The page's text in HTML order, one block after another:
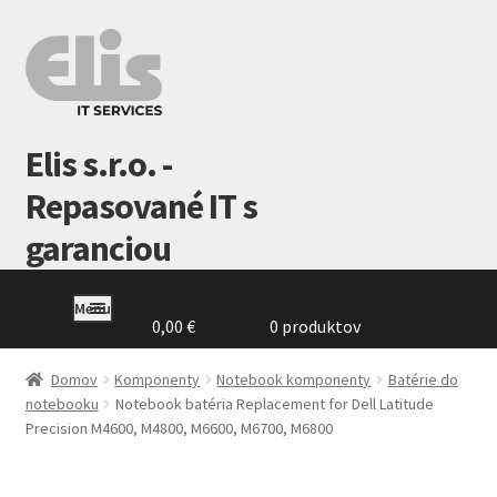
Preskočiť
na
navigáciu
Preskočiť
na
obsah
Elis s.r.o. -
Repasované IT s
garanciou
Menu
Domovská
stránka
GDPR
0,00 € 0 produktov
Domov Komponenty Notebook komponenty
Batérie do
notebooku
Notebook batéria Replacement for Dell Latitude
Precision M4600, M4800, M6600, M6700, M6800